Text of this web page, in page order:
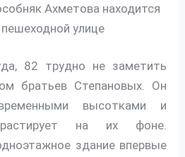
Ахметова находится
пешеходной улице
82 трудно не заметить
братьев Степановых. Он
высотками и
на их фоне.
здание впервые